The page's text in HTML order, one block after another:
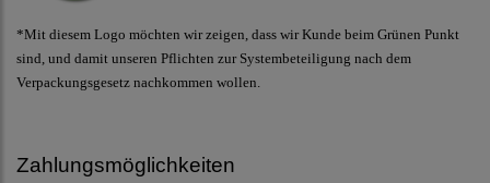
*Mit diesem Logo möchten wir zeigen, dass wir Kunde beim Grünen Punkt
sind, und damit unseren Pflichten zur Systembeteiligung nach dem
Verpackungsgesetz nachkommen wollen.
Zahlungsmöglichkeiten